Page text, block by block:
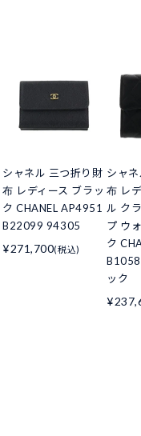
シャネル 三つ折り財
布 レディース ブラッ
ク CHANEL AP4951
B22099 94305
¥271,700(税込)
シャ
布 レ
ル ク
プ ウ
ク
ック